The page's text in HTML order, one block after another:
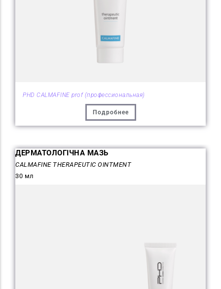
PHD CALMAFINE prof (профессиональная)
Подробнее
ДЕРМАТОЛОГІЧНА МАЗЬ
CALMAFINE THERAPEUTIC OINTMENT
30 мл